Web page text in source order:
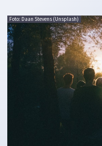
Foto: Daan Stevens (Unsplash)